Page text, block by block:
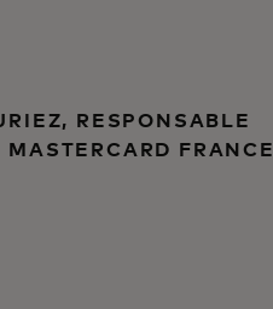
RESPONSABLE
FRANCE